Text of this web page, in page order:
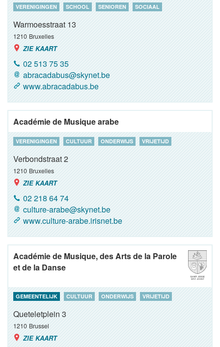
VERENIGINGEN SCHOOL SENIOREN SOCIAAL
Warmoesstraat 13
1210 Bruxelles
ZIE KAART
02 513 75 35
abracadabus@skynet.be
www.abracadabus.be
Académie de Musique arabe
VERENIGINGEN CULTUUR ONDERWIJS VRIJETIJD
Verbondstraat 2
1210 Bruxelles
ZIE KAART
02 218 64 74
culture-arabe@skynet.be
www.culture-arabe.irisnet.be
Académie de Musique, des Arts de la Parole
et de la Danse
GEMEENTELIJK CULTUUR ONDERWIJS VRIJETIJD
Queteletplein 3
1210 Brussel
ZIE KAART